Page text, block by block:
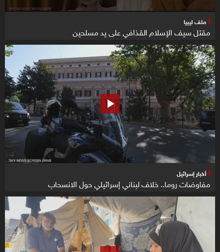
ملف ليبيا
مقتل سيف الإسلام القذافي على يد مسلحين
أخبار إسرائيل
مفاوضات روما.. خلاف لبناني إسرائيلي حول الانسحاب